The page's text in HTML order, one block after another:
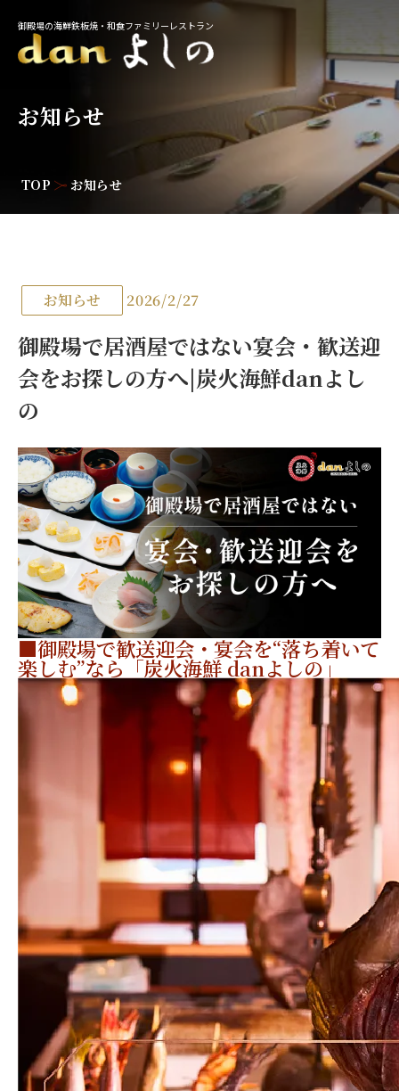
お知らせ
TOP お知らせ
御殿場の海鮮鉄板焼・和食ファミリーレストラン
お知らせ 2026/2/27
御殿場で居酒屋ではない宴会・歓送迎
会をお探しの方へ|炭火海鮮danよし
の
■御殿場で歓送迎会・宴会を“落ち着いて
楽しむ”なら「炭火海鮮 danよしの」